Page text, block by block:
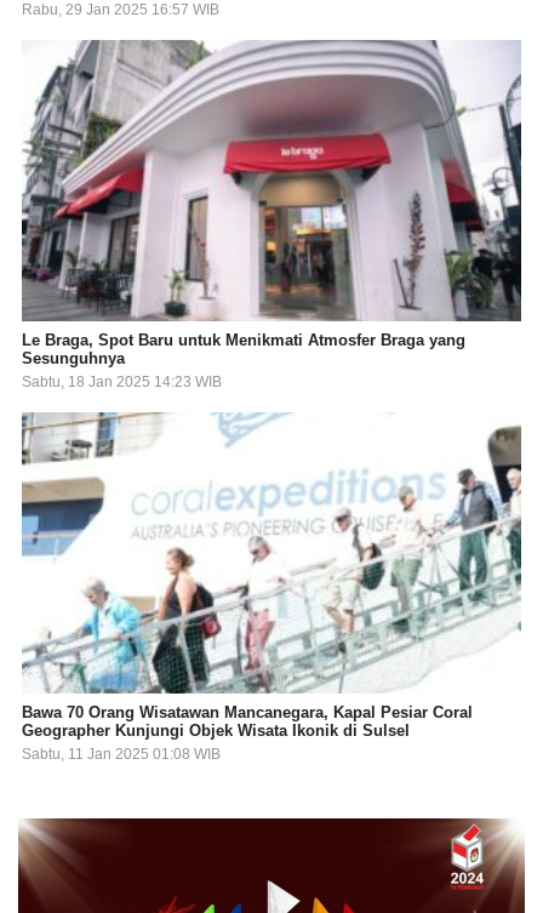
Rabu, 29 Jan 2025 16:57 WIB
Le Braga, Spot Baru untuk Menikmati Atmosfer Braga yang
Sesunguhnya
Sabtu, 18 Jan 2025 14:23 WIB
Bawa 70 Orang Wisatawan Mancanegara, Kapal Pesiar Coral
Geographer Kunjungi Objek Wisata Ikonik di Sulsel
Sabtu, 11 Jan 2025 01:08 WIB